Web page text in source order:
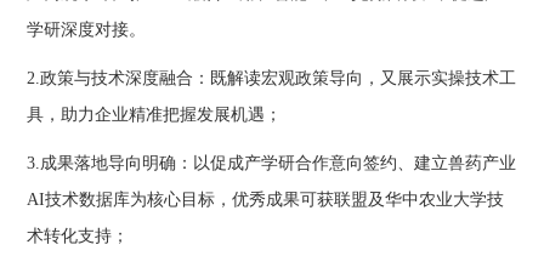
学研深度对接。
2.政策与技术深度融合：既解读宏观政策导向，又展示实操技术工
具，助力企业精准把握发展机遇；
3.成果落地导向明确：以促成产学研合作意向签约、建立兽药产业
AI技术数据库为核心目标，优秀成果可获联盟及华中农业大学技
术转化支持；